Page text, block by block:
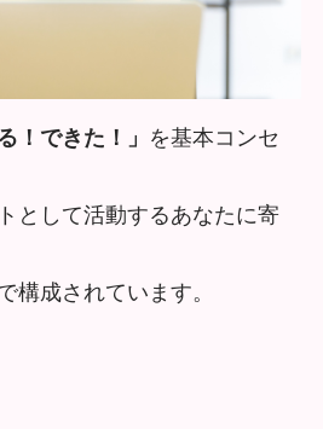
！できた！」 を基本コンセ
として活動するあなたに寄
構成されています。